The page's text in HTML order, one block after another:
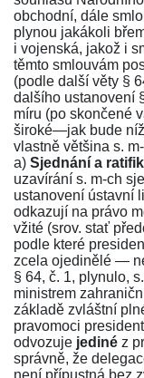
obchodní, dále
plynou jakákoli
i vojenská, jakož i
těmto smlouvám
(podle další věty §
dalšího ustanovení
míru (po skončené
široké—jak bude
vlastně většina s.
a) Sjednání a
uzavírání s. m-ch
ustanovení ústavní
odkazují na právo
vžité (srov. stať
podle které
zcela ojedinělé —
§ 64, č. 1, plynulo,
ministrem
základě zvláštní
pravomoci
odvozuje jediné z
správně, že
není přípustná bez